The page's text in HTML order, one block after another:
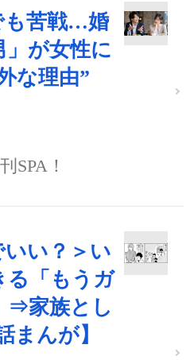
も苦戦…婚
が女性に
な理由”
SPA！
いい？＞い
る「もうガ
⇒家族とし
まんが】